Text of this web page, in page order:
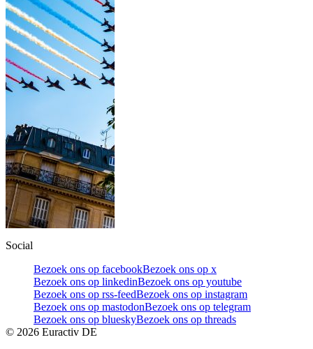
Social
Bezoek ons op facebookBezoek ons op x
Bezoek ons op linkedinBezoek ons op youtube
Bezoek ons op rss-feedBezoek ons op instagram
Bezoek ons op mastodonBezoek ons op telegram
Bezoek ons op blueskyBezoek ons op threads
© 2026 Euractiv DE